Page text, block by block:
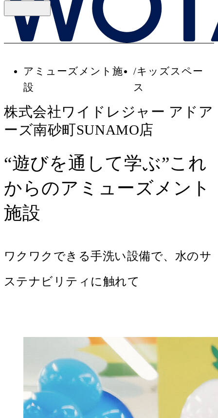
アミューズメント施
設
キッズスペー
ス
株式会社ワイドレジャー アドア
ーズ南砂町SUNAMO店
“遊びを通して学ぶ”これ
からのアミューズメント
施設
ワクワクできる手洗い設備で、水のサ
ステナビリティに触れて